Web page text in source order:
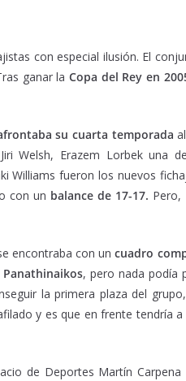
con especial ilusión. El
ganar laCopa del Rey en
su cuarta temporada
Welsh, Erazem Lorbek una
Williams fueron los nuevos
con un balance de 17-17. Pero,
encontraba con uncuadro
, pero nada podía
la primera plaza del
y es que en frente tendría a
de Deportes Martín